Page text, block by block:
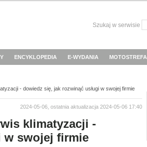
Szukaj w serwisie
ENCYKLOPEDIA E-WYDANIA MOTOSTREFA
- dowiedz się, jak rozwinąć usługi w swojej firmie
2024-05-06, ostatnia aktualizacja 2024-05-06 17:40
klimatyzacji -
w swojej firmie